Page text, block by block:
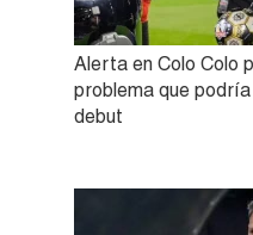
Alerta en Colo Colo
problema que
debut